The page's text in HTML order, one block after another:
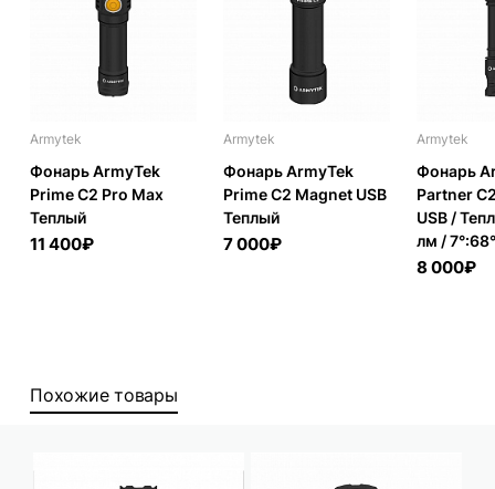
Armytek
Фонарь ArmyTek
Prime C2 Pro Max
Теплый
11 400₽
Armytek
Фонарь ArmyTek
Prime C2 Magnet USB
Теплый
7 000₽
Armytek
Фонарь
Partner
USB /
лм /
8 000₽
Похожие товары